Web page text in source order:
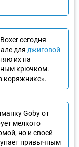
сегодня
для джиговой
их на
крючком.
коряжнике».
Goby от
мелкого
но и своей
привычным